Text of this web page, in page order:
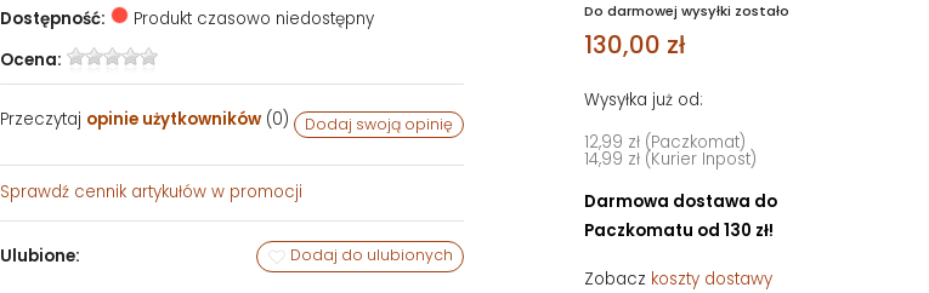
Dostępność:
Produkt czasowo niedostępny
Ocena:
Przeczytaj opinie użytkowników(0) Dodaj swoją opinię
Sprawdź cennik artykułów w promocji
Ulubione: Dodaj do ulubionych
Do darmowej wysyłki zostało
130,00 zł
Wysyłka już od:
12,99 zł (Paczkomat)
14,99 zł (Kurier Inpost)
Darmowa dostawa do
Paczkomatu od 130 zł!
Zobacz koszty dostawy